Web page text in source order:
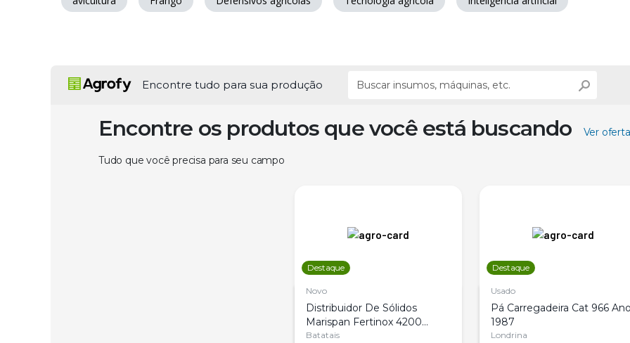
Encontre tudo para sua produção
Encontre os produtos que você está buscando Ver
Tudo que você precisa para seu campo
Destaque
Novo
Distribuidor De Sólidos
Marispan Fertinox 4200
Citrus
Batatais
Destaque
Usado
Pá Carregadeira Cat 966
1987
Londrina